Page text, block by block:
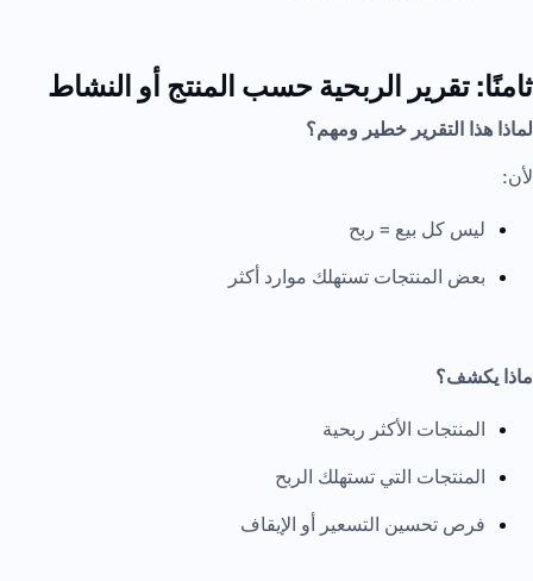
ثامنًا: تقرير الربحية حسب المنتج أو النشاط
لماذا هذا التقرير خطير ومهم؟
لأن:
ليس كل بيع = ربح
بعض المنتجات تستهلك موارد أكثر
ماذا يكشف؟
المنتجات الأكثر ربحية
المنتجات التي تستهلك الربح
فرص تحسين التسعير أو الإيقاف